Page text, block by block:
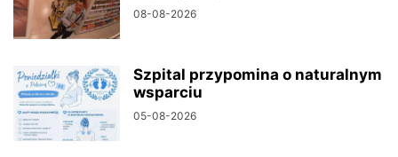
08-08-2026
Szpital przypomina o naturalnym
wsparciu
05-08-2026